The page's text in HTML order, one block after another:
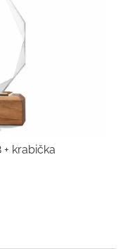
krabička